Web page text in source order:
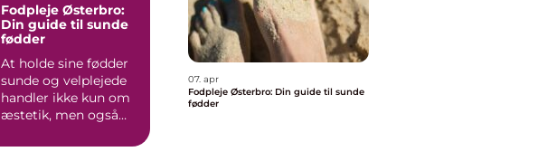
Fodpleje Østerbro:
Din guide til sunde
fødder
At holde sine fødder
sunde og velplejede
handler ikke kun om
æstetik, men også
07. apr
Fodpleje Østerbro: Din guide til sunde
fødder